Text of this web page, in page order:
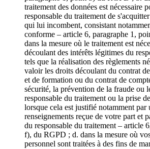
traitement des données est nécessaire
responsable du traitement de
qui lui incombent, consistant
conforme – article 6, paragraphe 1,
dans la mesure où le traitement est
découlant des intérêts légitimes du
tels que la réalisation des règlements
valoir les droits découlant du contrat
et de formation ou du contrat de
sécurité, la prévention de la fraude ou
responsable du traitement ou la prise
lorsque cela est justifié notamment par
renseignements reçue de votre part et
du responsable du traitement – article
f), du RGPD ; d. dans la mesure où
personnel sont traitées à des fins de